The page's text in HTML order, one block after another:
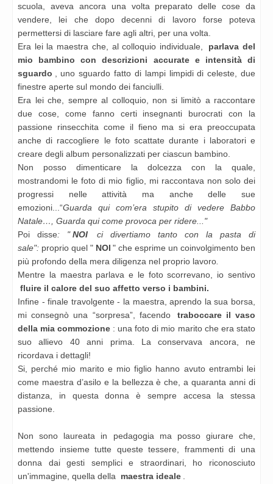
scuola, aveva ancora una volta preparato delle cose da
vendere, lei che dopo decenni di lavoro forse poteva
permettersi di lasciare fare agli altri, per una volta.
Era lei la maestra che, al colloquio individuale,
parlava del
mio bambino con descrizioni accurate e intensità di
sguardo , uno sguardo fatto di lampi limpidi di celeste, due
finestre aperte sul mondo dei fanciulli.
Era lei che, sempre al colloquio, non si limitò a raccontare
due cose, come fanno certi insegnanti burocrati con la
passione rinsecchita come il fieno ma si era preoccupata
anche di raccogliere le foto scattate durante i laboratori e
creare degli album personalizzati per ciascun bambino.
Non posso dimenticare la dolcezza con la quale,
mostrandomi le foto di mio figlio, mi raccontava non solo dei
progressi nelle attività ma anche delle sue
emozioni...“Guarda qui com’era stupito di vedere Babbo
Natale…, Guarda qui come provoca per ridere..."
Poi disse: " NOI
ci divertiamo tanto con la pasta di
sale": proprio quel " NOI " che esprime un coinvolgimento ben
più profondo della mera diligenza nel proprio lavoro.
Mentre la maestra parlava e le foto scorrevano, io sentivo
fluire il calore del suo affetto verso i bambini.
Infine - finale travolgente - la maestra, aprendo la sua borsa,
mi consegnò una “sorpresa”, facendo
traboccare il vaso
della mia commozione : una foto di mio marito che era stato
suo allievo 40 anni prima. La conservava ancora, ne
ricordava i dettagli!
Si, perché mio marito e mio figlio hanno avuto entrambi lei
come maestra d’asilo e la bellezza è che, a quaranta anni di
distanza, in questa donna è sempre accesa la stessa
passione.
Non sono laureata in pedagogia ma posso giurare che,
mettendo insieme tutte queste tessere, frammenti di una
donna dai gesti semplici e straordinari, ho riconosciuto
un'immagine, quella della maestra ideale .